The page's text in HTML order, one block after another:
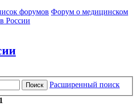
форумов Форум о медицинском
России
Поиск
Расширенный поиск
1